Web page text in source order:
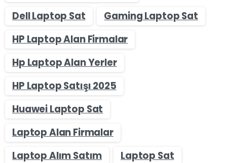
Dell Laptop Sat
Gaming Laptop Sat
HP Laptop Alan Firmalar
Hp Laptop Alan Yerler
HP Laptop Satışı 2025
Huawei Laptop Sat
Laptop Alan Firmalar
Laptop Alım Satım
Laptop Sat